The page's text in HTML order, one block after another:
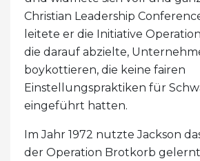
Christian Leadership
leitete er die Initiative
die darauf abzielte,
boykottieren, die keine fairen
Einstellungspraktiken für
eingeführt hatten.
Im Jahr 1972 nutzte Jackson
der Operation Brotkorb